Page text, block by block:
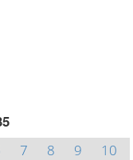
7 8 9
10